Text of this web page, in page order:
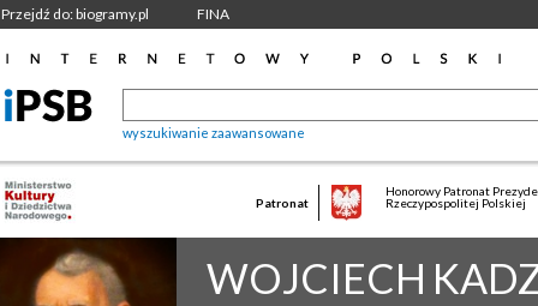
Przejdź do: biogramy.pl FINA
wyszukiwanie zaawansowane
Patronat
Honorowy Patronat
Rzeczypospolitej Polskiej
WOJCIECH